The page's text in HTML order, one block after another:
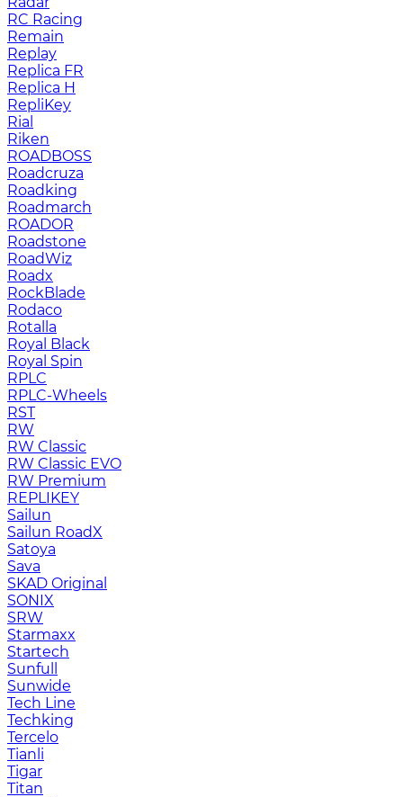
RC Racing
Remain
Replay
Replica FR
Replica H
RepliKey
Rial
Riken
ROADBOSS
Roadcruza
Roadking
Roadmarch
ROADOR
Roadstone
RoadWiz
Roadx
RockBlade
Rodaco
Rotalla
Royal Black
Royal Spin
RPLC
RPLC-Wheels
RST
RW
RW Classic
RW Classic EVO
RW Premium
RЕPLIKEY
Sailun
Sailun RoadX
Satoya
Sava
SKAD Original
SONIX
SRW
Starmaxx
Startech
Sunfull
Sunwide
Tech Line
Techking
Tercelo
Tianli
Tigar
Titan